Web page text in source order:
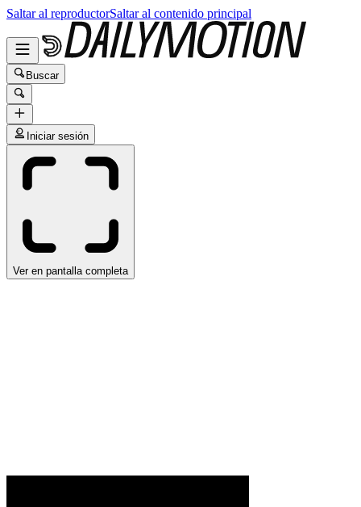
Saltar al reproductorSaltar al contenido principal
Buscar
Iniciar sesión
Ver en pantalla completa